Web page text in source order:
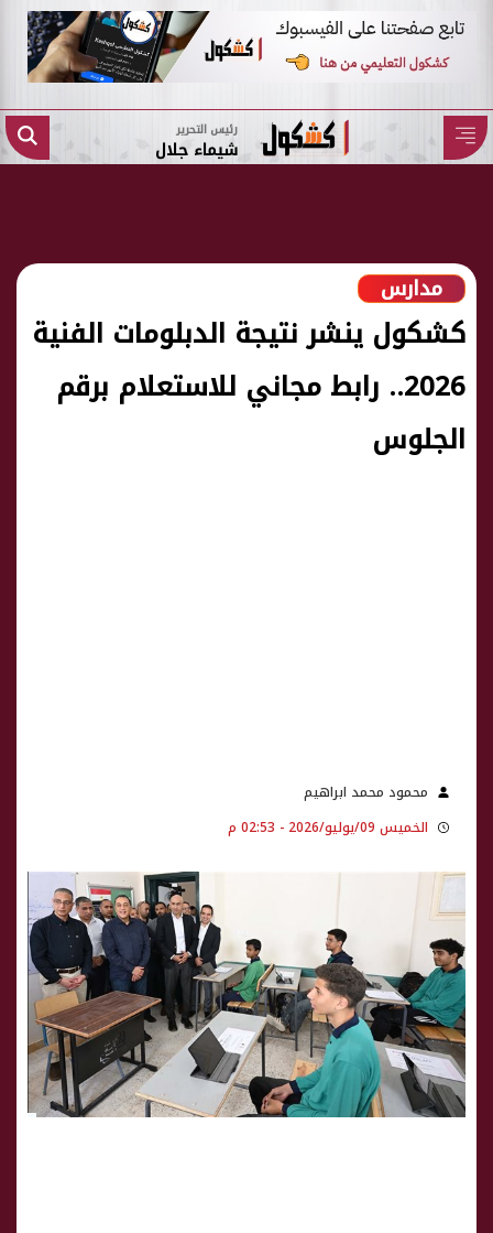
رئيس التحرير
شيماء جلال
مدارس
كشكول ينشر نتيجة الدبلومات الفنية
2026.. رابط مجاني للاستعلام برقم
الجلوس
محمود محمد ابراهيم
الخميس 09/يوليو/2026 - 02:53 م